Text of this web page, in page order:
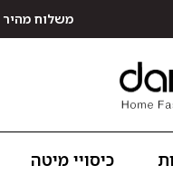
משלוח מהיר חינם לכל הארץ
כיסויי מיטה